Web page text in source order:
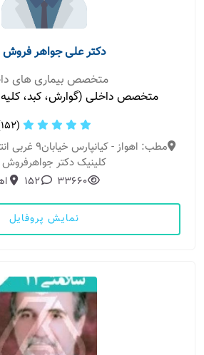
دکتر علی جواهر فروش
متخصص بیماری های
متخصص داخلی (گوارش، کبد،
(152)
کلینیک دکتر جواهرفروش
33660
152
نمایش پروفایل